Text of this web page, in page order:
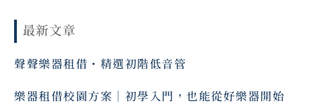
最新文章
聲聲樂器租借・精選初階低音管
樂器租借校園方案｜初學入門，也能從好樂器開始